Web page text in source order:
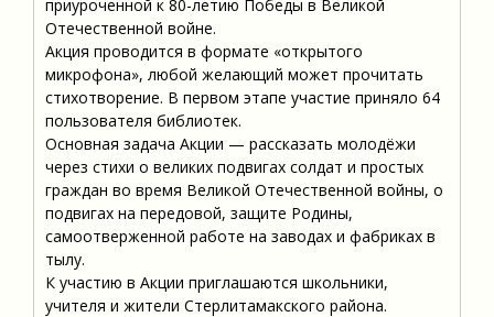
приуроченной к 80-летию Победы в Великой
Отечественной войне.
Акция проводится в формате «открытого
микрофона», любой желающий может прочитать
стихотворение. В первом этапе участие приняло 64
пользователя библиотек.
Основная задача Акции — рассказать молодёжи
через стихи о великих подвигах солдат и простых
граждан во время Великой Отечественной войны, о
подвигах на передовой, защите Родины,
самоотверженной работе на заводах и фабриках в
тылу.
К участию в Акции приглашаются школьники,
учителя и жители Стерлитамакского района.